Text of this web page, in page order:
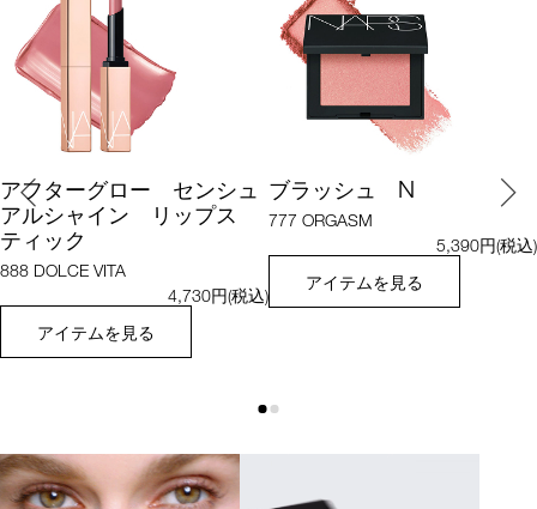
アフターグロー センシュ
アルシャイン リップス
ティック
888 DOLCE VITA
4,730円(税込)
アイテムを見る
ブラッシュ N
777 ORGASM
5,390円(税込)
アイテムを見る